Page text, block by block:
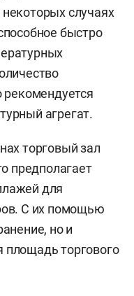
случаях
быстро
рекомендуется
агрегат.
торговый зал
предполагает
для
С их помощью
но и
площадь торгового